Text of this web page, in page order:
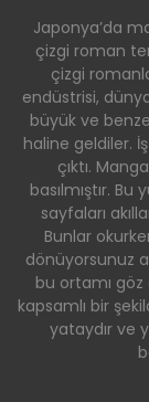
Japonya’da
çizgi roman
çizgi
endüstrisi,
büyük ve
haline geldiler.
çıktı.
basılmıştır.
sayfaları
Bunlar
dönüyorsunuz
bu ortamı
kapsamlı bir
yataydır ve